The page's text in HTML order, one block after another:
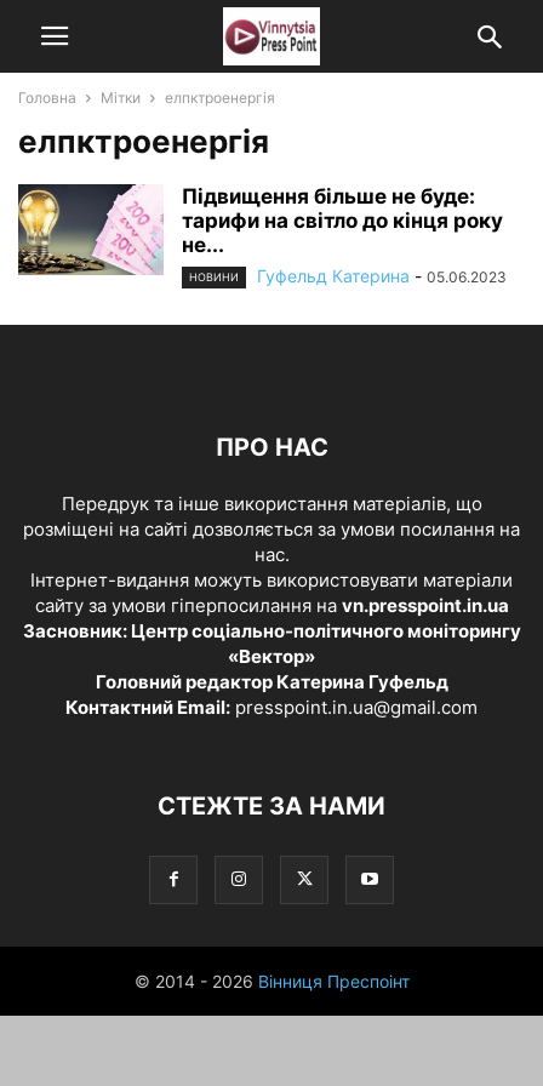
Головна Мітки елпктроенергія
елпктроенергія
Підвищення більше не буде:
тарифи на світло до кінця року
не...
НОВИНИ Гуфельд Катерина - 05.06.2023
ПРО НАС
Передрук та інше використання матеріалів, що
розміщені на сайті дозволяється за умови посилання на
нас.
Інтернет-видання можуть використовувати матеріали
сайту за умови гіперпосилання на vn.presspoint.in.ua
Засновник: Центр соціально-політичного моніторингу
«Вектор»
Головний редактор Катерина Гуфельд
Контактний Email: presspoint.in.ua@gmail.com
СТЕЖТЕ ЗА НАМИ
© 2014 - 2026 Вінниця Преспоінт